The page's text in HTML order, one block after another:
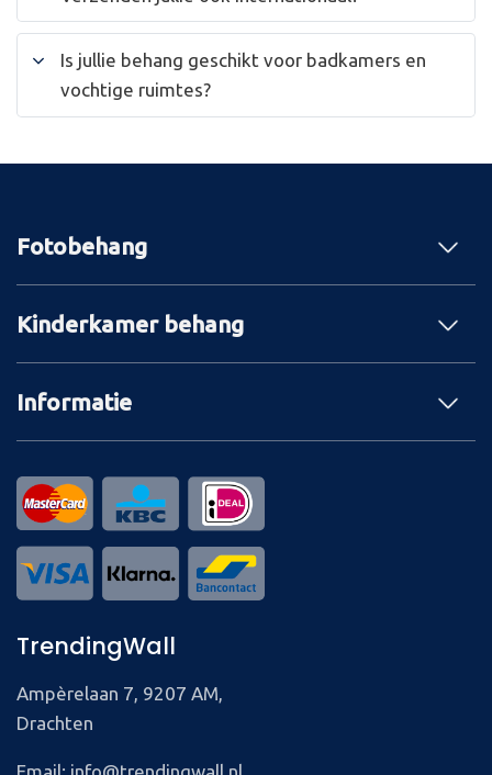
Is jullie behang geschikt voor badkamers en
vochtige ruimtes?
Fotobehang
Kinderkamer behang
Informatie
TrendingWall
Ampèrelaan 7, 9207 AM,
Drachten